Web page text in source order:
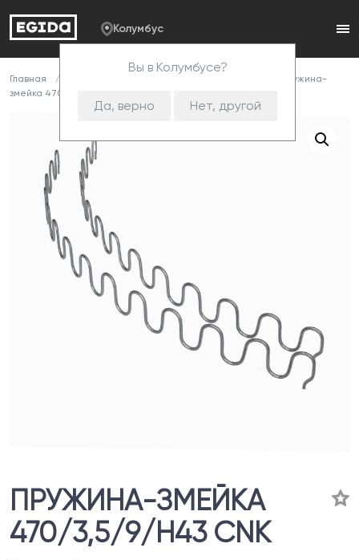
Колумбус
Вы в Колумбусе?
Да, верно Нет, другой
Главная
Пружина-
змейка 470/3,5/9/h43 cnk
ПРУЖИНА-ЗМЕЙКА
470/3,5/9/H43 CNK